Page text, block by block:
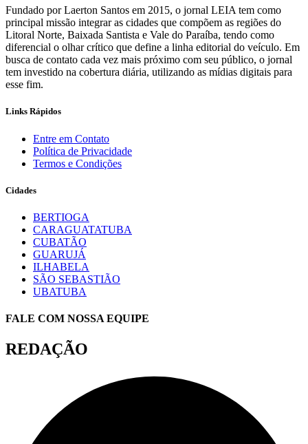
Fundado por Laerton Santos em 2015, o jornal LEIA tem como
principal missão integrar as cidades que compõem as regiões do
Litoral Norte, Baixada Santista e Vale do Paraíba, tendo como
diferencial o olhar crítico que define a linha editorial do veículo. Em
busca de contato cada vez mais próximo com seu público, o jornal
tem investido na cobertura diária, utilizando as mídias digitais para
esse fim.
Links Rápidos
Entre em Contato
Política de Privacidade
Termos e Condições
Cidades
BERTIOGA
CARAGUATATUBA
CUBATÃO
GUARUJÁ
ILHABELA
SÃO SEBASTIÃO
UBATUBA
FALE COM NOSSA EQUIPE
REDAÇÃO